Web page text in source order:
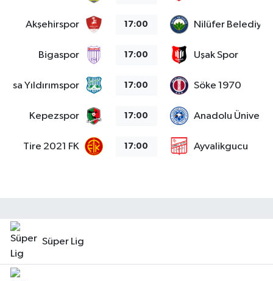
Akşehirspor 17:00 Nilüfer Belediye
Bigaspor 17:00 Uşak Spor
Yıldırımspor 17:00 Söke 1970
Kepezspor 17:00 Anadolu
Tire 2021 FK 17:00 Ayvalikgucu
Süper Lig